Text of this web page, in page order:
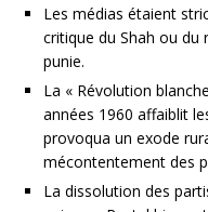
Les médias étaient
critique du Shah ou
punie.
La « Révolution
années 1960 affaiblit
provoqua un exode
mécontentement des
La dissolution des